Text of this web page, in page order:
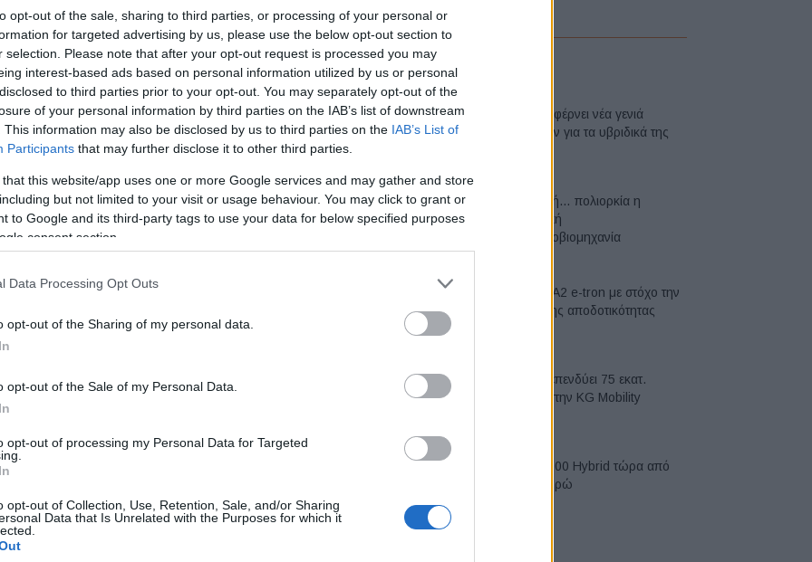
opt-out of the sale, sharing to third parties, or processing of your personal or
for targeted advertising by us, please use the below opt-out section to
selection. Please note that after your opt-out request is processed you may
interest-based ads based on personal information utilized by us or personal
to third parties prior to your opt-out. You may separately opt-out of the
of your personal information by third parties on the IAB’s list of downstream
This information may also be disclosed by us to third parties on the IAB’s List of
Participants that may further disclose it to other third parties.
that this website/app uses one or more Google services and may gather and store
but not limited to your visit or usage behaviour. You may click to grant or
to Google and its third-party tags to use your data for below specified purposes
consent section.
Data Processing Opt Outs
opt-out of the Sharing of my personal data.
opt-out of the Sale of my Personal Data.
opt-out of processing my Personal Data for Targeted
opt-out of Collection, Use, Retention, Sale, and/or Sharing
Data that Is Unrelated with the Purposes for which it
T5 AWD(all wheel drive) και τον πετρελαιοκινητήρα
(T6 και T8) θα ακολουθήσουν σε μεταγενέστερο
Εθνική στα Ιωάννινα κόντρα στην Ιρλανδία
EBITDA στο α'
στα 550 εκατ. ευρώ
κέρδη 313 εκατ.
ευρώ σε 843 μέσα
ενημέρωσης- Ξεκίνησε το
Latest
Η Toyota φέρνει νέα γενιά
μπαταριών για τα υβριδικά της
Σε κινεζική… πολιορκία η
ευρωπαϊκή
αυτοκινητοβιομηχανία
Νέο Audi A2 e-tron με στόχο την
κορυφή της αποδοτικότητας
Η Chery επενδύει 75 εκατ.
δολάρια στην KG Mobility
Το FIAT 500 Hybrid τώρα από
18.990 ευρώ